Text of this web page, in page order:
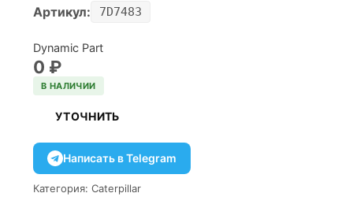
Артикул: 7D7483
Dynamic Part
0 ₽
В НАЛИЧИИ
УТОЧНИТЬ
Написать в Telegram
Категория: Caterpillar